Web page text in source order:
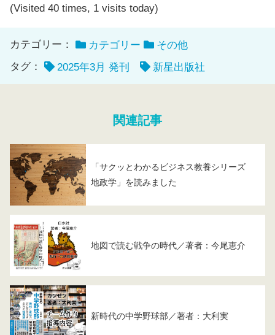
(Visited 40 times, 1 visits today)
カテゴリー： カテゴリー
その他
タグ：
2025年3月 発刊 新星出版社
関連記事
「サクッとわかるビジネス教養シリーズ
地政学」を読みました
地図で読む戦争の時代／著者：今尾恵介
新時代の中学野球部／著者：大利実